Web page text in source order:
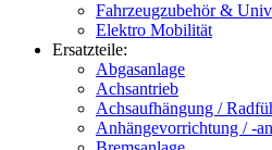
Fahrzeugzubehör &
Elektro Mobilität
Ersatzteile:
Abgasanlage
Achsantrieb
Achsaufhängung /
Anhängevorrichtung / -